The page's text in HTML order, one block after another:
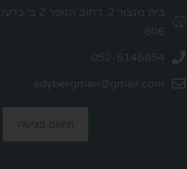
606.
052-6146854
adybergman@gmail.com
תיאום פגישה